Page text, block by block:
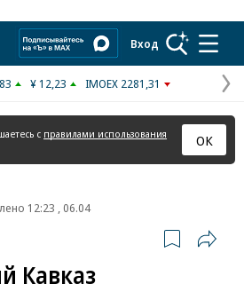
Вход
¥ 12,23 IMOEX 2281,31
с правилами использования
ОК
12:23 , 06.04
Кавказ